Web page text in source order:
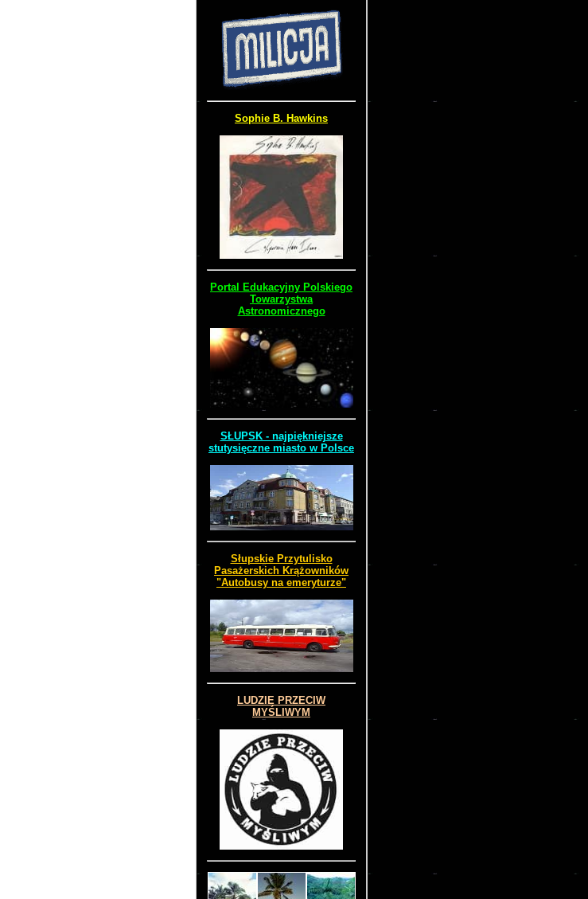
Sophie B. Hawkins
Portal Edukacyjny Polskiego
Towarzystwa
Astronomicznego
SŁUPSK - najpiękniejsze
stutysięczne miasto w Polsce
Słupskie Przytulisko
Pasażerskich Krążowników
"Autobusy na emeryturze"
LUDZIE PRZECIW
MYŚLIWYM